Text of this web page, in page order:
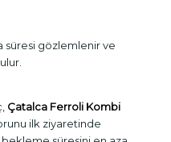
süresi gözlemlenir ve
Çatalca Ferroli Kombi
ilk ziyaretinde